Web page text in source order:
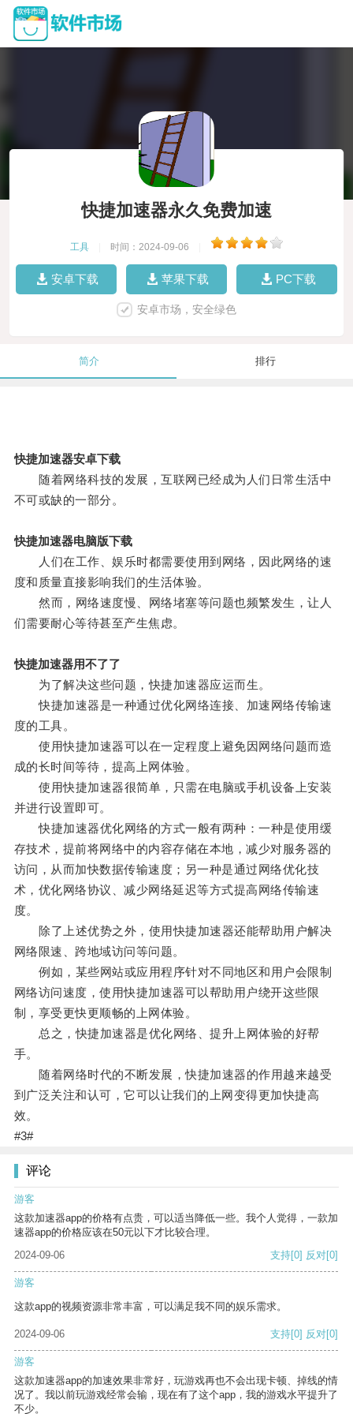
快捷加速器永久免费加速
工具 时间：2024-09-06
安卓下载 苹果下载 PC下载
安卓市场，安全绿色
简介 排行
快捷加速器安卓下载
随着网络科技的发展，互联网已经成为人们日常生活中
不可或缺的一部分。
快捷加速器电脑版下载
人们在工作、娱乐时都需要使用到网络，因此网络的速
度和质量直接影响我们的生活体验。
然而，网络速度慢、网络堵塞等问题也频繁发生，让人
们需要耐心等待甚至产生焦虑。
快捷加速器用不了了
为了解决这些问题，快捷加速器应运而生。
快捷加速器是一种通过优化网络连接、加速网络传输速
度的工具。
使用快捷加速器可以在一定程度上避免因网络问题而造
成的长时间等待，提高上网体验。
使用快捷加速器很简单，只需在电脑或手机设备上安装
并进行设置即可。
快捷加速器优化网络的方式一般有两种：一种是使用缓
存技术，提前将网络中的内容存储在本地，减少对服务器的
访问，从而加快数据传输速度；另一种是通过网络优化技
术，优化网络协议、减少网络延迟等方式提高网络传输速
度。
除了上述优势之外，使用快捷加速器还能帮助用户解决
网络限速、跨地域访问等问题。
例如，某些网站或应用程序针对不同地区和用户会限制
网络访问速度，使用快捷加速器可以帮助用户绕开这些限
制，享受更快更顺畅的上网体验。
总之，快捷加速器是优化网络、提升上网体验的好帮
手。
随着网络时代的不断发展，快捷加速器的作用越来越受
到广泛关注和认可，它可以让我们的上网变得更加快捷高
效。
#3#
评论
游客
这款加速器app的价格有点贵，可以适当降低一些。我个人觉得，一款加
速器app的价格应该在50元以下才比较合理。
2024-09-06
支持[0] 反对[0]
游客
这款app的视频资源非常丰富，可以满足我不同的娱乐需求。
2024-09-06 支持[0] 反对[0]
游客
这款加速器app的加速效果非常好，玩游戏再也不会出现卡顿、掉线的情
况了。我以前玩游戏经常会输，现在有了这个app，我的游戏水平提升了
不少。